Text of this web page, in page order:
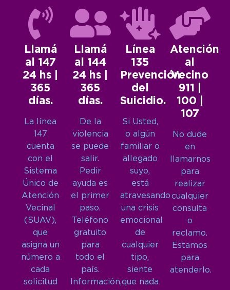
Llamá
al 147
24 hs |
365
días.
La línea
147
cuenta
con el
Sistema
Único de
Atención
Vecinal
(SUAV),
que
asigna un
número a
cada
solicitud
Llamá
al 144
24 hs |
365
días.
De la
violencia
se puede
salir.
Pedir
ayuda es
el primer
paso.
Teléfono
gratuito
para
todo el
país.
Información,
Línea
135
Prevención
del
Suicidio.
Si Usted,
o algún
familiar o
allegado
suyo,
está
atravesando
una crisis
emocional
de
cualquier
tipo,
siente
que nada
Atención
al
Vecino
911 |
100 |
107
No dude
en
llamarnos
para
realizar
cualquier
consulta
o
reclamo.
Estamos
para
atenderlo.